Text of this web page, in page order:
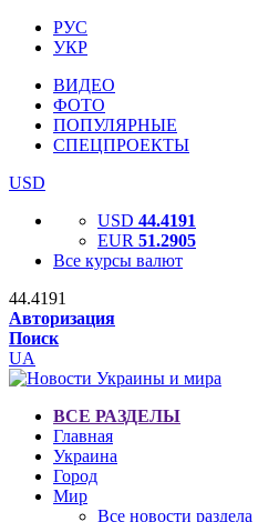
РУС
УКР
ВИДЕО
ФОТО
ПОПУЛЯРНЫЕ
СПЕЦПРОЕКТЫ
USD
USD 44.4191
EUR 51.2905
Все курсы валют
44.4191
Авторизация
Поиск
UA
ВСЕ РАЗДЕЛЫ
Главная
Украина
Город
Мир
Все новости раздела